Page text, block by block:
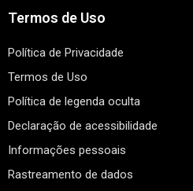
Termos de Uso
Política de Privacidade
Termos de Uso
Política de legenda oculta
Declaração de acessibilidade
Informações pessoais
Rastreamento de dados